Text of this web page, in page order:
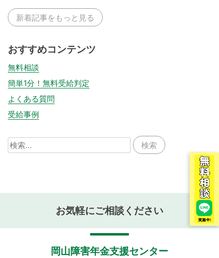
新着記事をもっと見る
おすすめコンテンツ
無料相談
簡単1分！無料受給判定
よくある質問
受給事例
検
索:
お気軽にご相談ください
岡山障害年金支援センター